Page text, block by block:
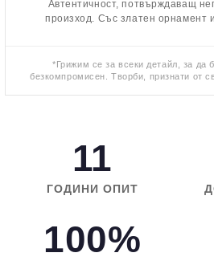
Автентичност, потвърждаващ
произход. Със златен орнамент
*Грижим се за всеки детайл, за да
безкомпромисен. Творби, признати от
11
ГОДИНИ ОПИТ
100%